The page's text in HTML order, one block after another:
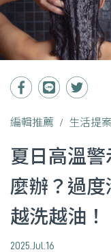
編輯推薦 生活提案
夏日高溫
麼辦？過
越洗越油！
2025.Jul.16